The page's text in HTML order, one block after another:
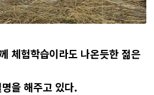
체험학습이라도 나온듯한 젊은
을 해주고 있다.